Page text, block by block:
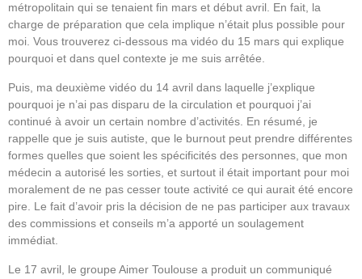
métropolitain qui se tenaient fin mars et début avril. En fait, la
charge de préparation que cela implique n’était plus possible pour
moi. Vous trouverez ci-dessous ma vidéo du 15 mars qui explique
pourquoi et dans quel contexte je me suis arrêtée.
Puis, ma deuxième vidéo du 14 avril dans laquelle j’explique
pourquoi je n’ai pas disparu de la circulation et pourquoi j’ai
continué à avoir un certain nombre d’activités. En résumé, je
rappelle que je suis autiste, que le burnout peut prendre différentes
formes quelles que soient les spécificités des personnes, que mon
médecin a autorisé les sorties, et surtout il était important pour moi
moralement de ne pas cesser toute activité ce qui aurait été encore
pire. Le fait d’avoir pris la décision de ne pas participer aux travaux
des commissions et conseils m’a apporté un soulagement
immédiat.
Le 17 avril, le groupe Aimer Toulouse a produit un communiqué